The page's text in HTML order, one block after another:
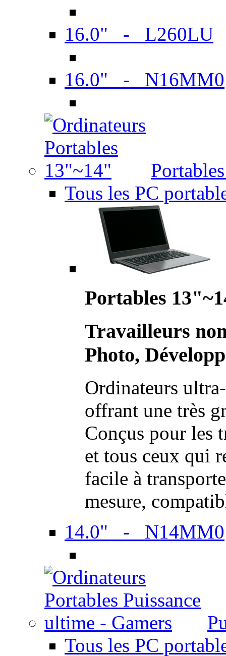
16.0" - L260LU
16.0" - N16MM0
Tous les PC
Portables
Travailleurs
Photo,
Ordinateurs
offrant une très
Conçus pour les
et tous ceux qui
facile à
mesure,
14.0" - N14MM0
Tous les PC